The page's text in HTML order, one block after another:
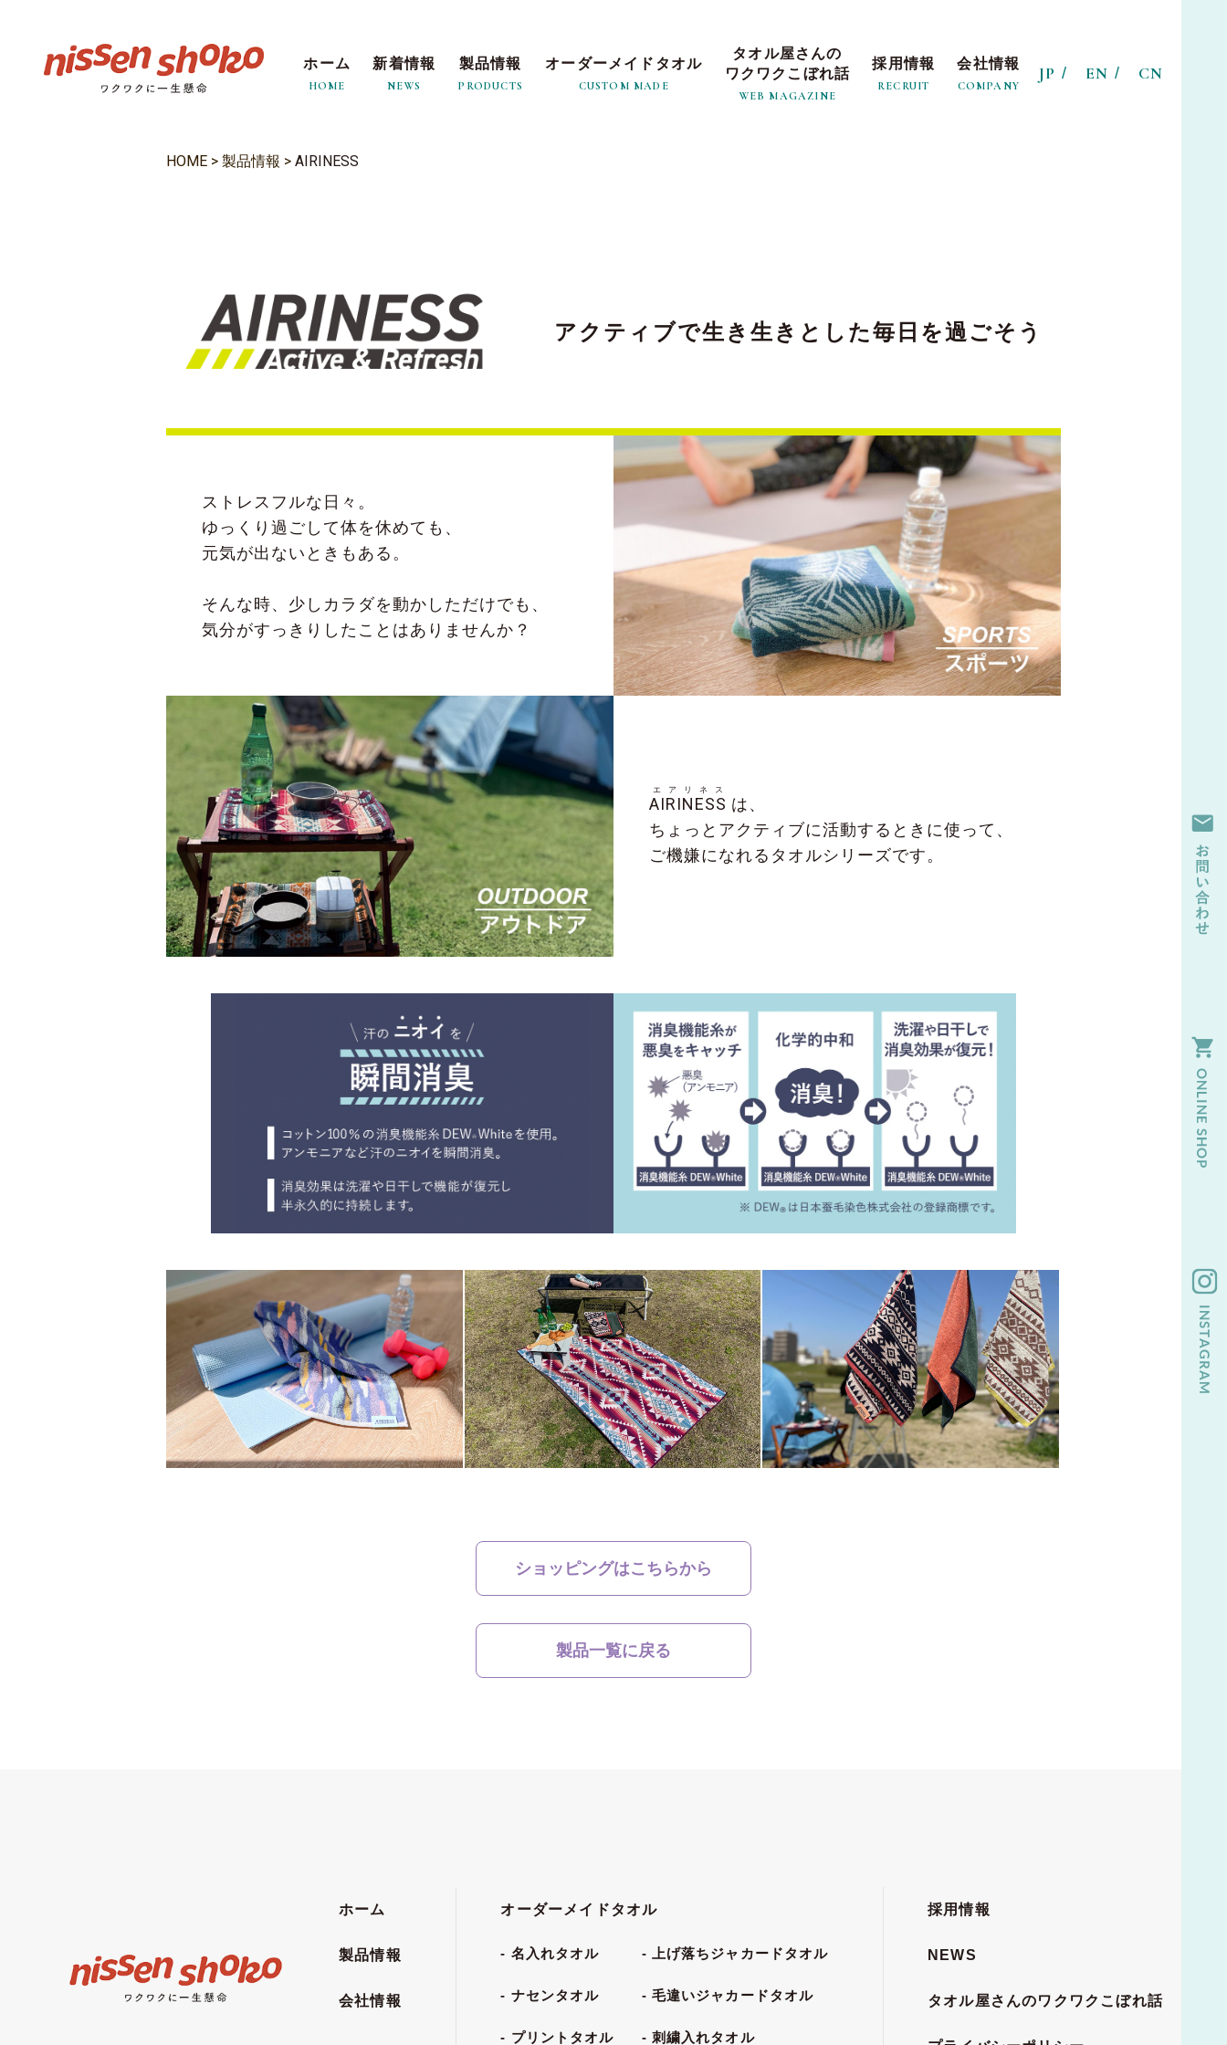
ホーム
HOME
新着情報
NEWS
製品情報
PRODUCTS
オーダーメイドタオル
CUSTOM MADE
タオル屋さんの
ワクワクこぼれ話
WEB MAGAZINE
採用情報
RECRUIT
会社情報
COMPANY
JP EN CN
HOME > 製品情報 > AIRINESS
アクティブで生き生きとした毎日を過ごそう
ストレスフルな日々。
ゆっくり過ごして体を休めても、
元気が出ないときもある。
そんな時、少しカラダを動かしただけでも、
気分がすっきりしたことはありませんか？
AIRINESS
エアリネス
は、
ちょっとアクティブに活動するときに使って、
ご機嫌になれるタオルシリーズです。
ショッピングはこちらから
製品一覧に戻る
ホーム
製品情報
会社情報
オーダーメイドタオル
名入れタオル
ナセンタオル
プリントタオル
上げ落ちジャカードタオル
毛違いジャカードタオル
刺繍入れタオル
採用情報
NEWS
タオル屋さんのワクワクこぼれ話